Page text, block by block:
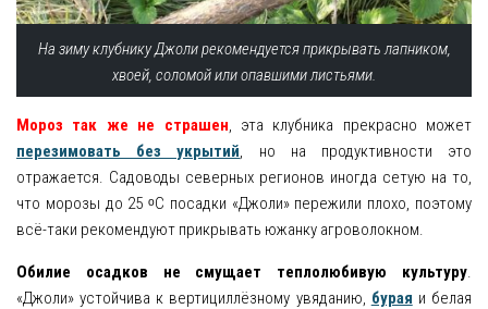
На зиму клубнику Джоли рекомендуется прикрывать лапником,
хвоей, соломой или опавшими листьями.
Мороз так же не страшен, эта клубника прекрасно может
перезимовать без укрытий, но на продуктивности это
отражается. Садоводы северных регионов иногда сетую на то,
что морозы до 25 ᵒC посадки «Джоли» пережили плохо, поэтому
всё-таки рекомендуют прикрывать южанку агроволокном.
Обилие осадков не смущает теплолюбивую культуру.
«Джоли» устойчива к вертициллёзному увяданию, бурая и белая